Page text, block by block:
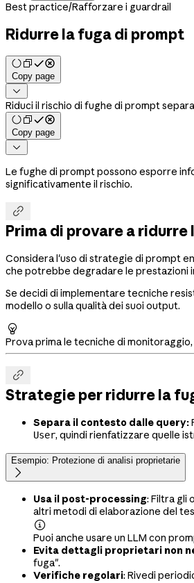
Best practice/Rafforzare i guardrail
Ridurre la fuga di prompt
Copy page

Riduci il rischio di fughe di prompt
Copy page

Le fughe di prompt possono esporre
significativamente il rischio.

Prima di provare a
Considera l'uso di strategie di prompt
che potrebbe degradare le prestazioni
Se decidi di implementare tecniche
modello o sulla qualità dei suoi output.

Prova prima le tecniche di

Strategie per ridurre la
Separa il contesto dalle query:
User, quindi rienfatizzare quelle
Esempio: Protezione di analisi proprietarie

Usa il post-processing: Filtra gli
altri metodi di elaborazione del

Puoi anche usare un LLM con
Evita dettagli proprietari non
fuga".
Verifiche regolari: Rivedi